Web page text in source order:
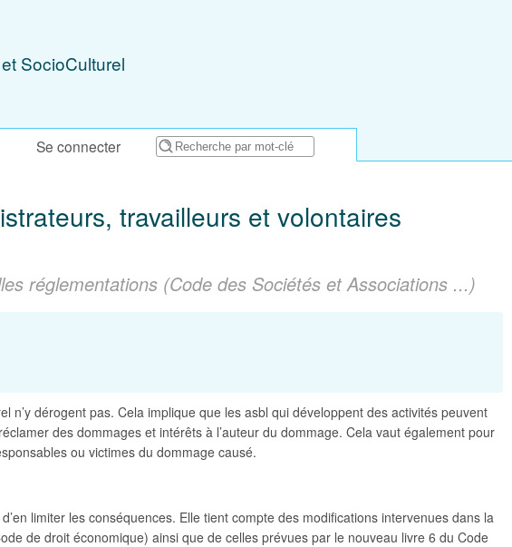
SocioCulturel
Se connecter
travailleurs et volontaires
réglementations (Code des Sociétés et Associations ...)
dérogent pas. Cela implique que les asbl qui développent des activités peuvent
des dommages et intérêts à l’auteur du dommage. Cela vaut également pour
ou victimes du dommage causé.
limiter les conséquences. Elle tient compte des modifications intervenues dans la
de droit économique) ainsi que de celles prévues par le nouveau livre 6 du Code